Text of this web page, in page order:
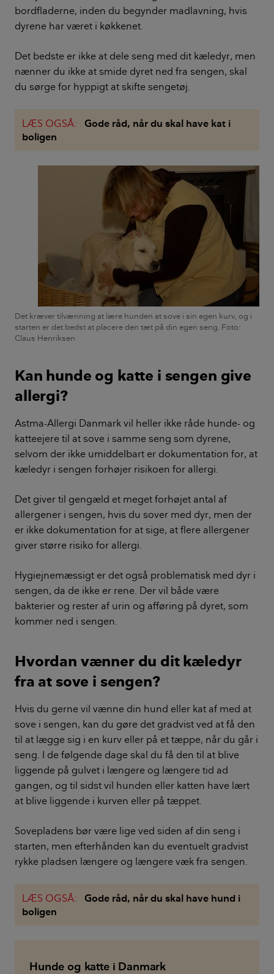
bordfladerne, inden du begynder madlavning, hvis
dyrene har været i køkkenet.
Det bedste er ikke at dele seng med dit kæledyr, men
nænner du ikke at smide dyret ned fra sengen, skal
du sørge for hyppigt at skifte sengetøj.
LÆS OGSÅ:
Gode råd, når du skal have kat i
boligen
Det kræver tilvænning at lære hunden at sove i sin egen kurv, og i
starten er det bedst at placere den tæt på din egen seng. Foto:
Claus Henriksen
Kan hunde og katte i sengen give
allergi?
Astma-Allergi Danmark vil heller ikke råde hunde- og
katteejere til at sove i samme seng som dyrene,
selvom der ikke umiddelbart er dokumentation for, at
kæledyr i sengen forhøjer risikoen for allergi.
Det giver til gengæld et meget forhøjet antal af
allergener i sengen, hvis du sover med dyr, men der
er ikke dokumentation for at sige, at flere allergener
giver større risiko for allergi.
Hygiejnemæssigt er det også problematisk med dyr i
sengen, da de ikke er rene. Der vil både være
bakterier og rester af urin og afføring på dyret, som
kommer ned i sengen.
Hvordan vænner du dit kæledyr
fra at sove i sengen?
Hvis du gerne vil vænne din hund eller kat af med at
sove i sengen, kan du gøre det gradvist ved at få den
til at lægge sig i en kurv eller på et tæppe, når du går i
seng. I de følgende dage skal du få den til at blive
liggende på gulvet i længere og længere tid ad
gangen, og til sidst vil hunden eller katten have lært
at blive liggende i kurven eller på tæppet.
Sovepladens bør være lige ved siden af din seng i
starten, men efterhånden kan du eventuelt gradvist
rykke pladsen længere og længere væk fra sengen.
LÆS OGSÅ:
Gode råd, når du skal have hund i
boligen
Hunde og katte i Danmark